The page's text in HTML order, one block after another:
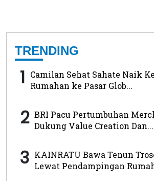
TRENDING
1 Camilan Sehat Sahate Naik
Rumahan ke Pasar Glob...
2 BRI Pacu Pertumbuhan
Dukung Value Creation Dan...
3 KAINRATU Bawa Tenun
Lewat Pendampingan